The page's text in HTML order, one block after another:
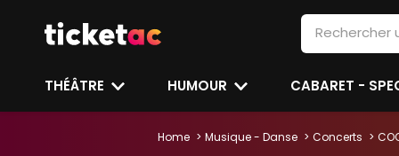
THÉÂTRE HUMOUR CABARET -
Home Musique - Danse Concerts